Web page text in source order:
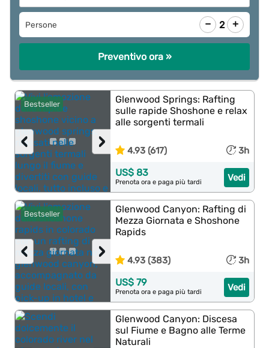
Persone − 2 +
Preventivo ora »
Bestseller
›
‹
Glenwood Springs: Rafting
sulle rapide Shoshone e relax
alle sorgenti termali
4.93 (617) 3h
Vedi
US$ 83
Prenota ora e paga più tardi
Bestseller
›
‹
Glenwood Canyon: Rafting di
Mezza Giornata e Shoshone
Rapids
4.93 (383) 3h
Vedi
US$ 79
Prenota ora e paga più tardi
Glenwood Canyon: Discesa
sul Fiume e Bagno alle Terme
Naturali